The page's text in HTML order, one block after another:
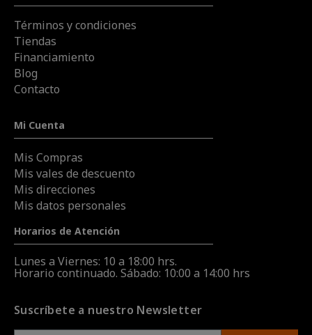
Términos y condiciones
Tiendas
Financiamiento
Blog
Contacto
Mi Cuenta
Mis Compras
Mis vales de descuento
Mis direcciones
Mis datos personales
Horarios de Atención
Lunes a Viernes: 10 a 18:00 hrs.
Horario continuado. Sábado: 10:00 a 14:00 hrs
Suscríbete a nuestro Newsletter